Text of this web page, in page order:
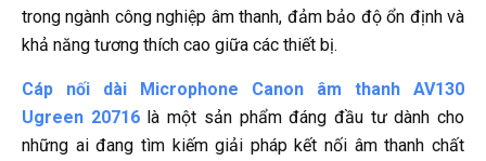
trong ngành công nghiệp âm thanh, đảm bảo độ ổn định và
khả năng tương thích cao giữa các thiết bị.
Cáp nối dài Microphone Canon âm thanh AV130
Ugreen 20716là một sản phẩm đáng đầu tư dành cho
những ai đang tìm kiếm giải pháp kết nối âm thanh chất